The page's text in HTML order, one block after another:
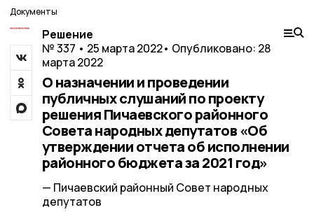
Документы
Решение
№ 337 • 25 марта 2022• Опубликовано: 28
марта 2022
О назначении и проведении
публичных слушаний по проекту
решения Пичаевского районного
Совета народных депутатов «Об
утверждении отчета об исполнении
районного бюджета за 2021 год»
— Пичаевский районный Совет народных
депутатов